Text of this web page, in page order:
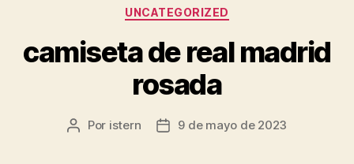
Categorías
UNCATEGORIZED
camiseta de real madrid
rosada
Autor
Por istern
Fecha9 de mayo de 2023